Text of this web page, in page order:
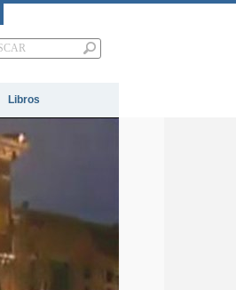
Libros